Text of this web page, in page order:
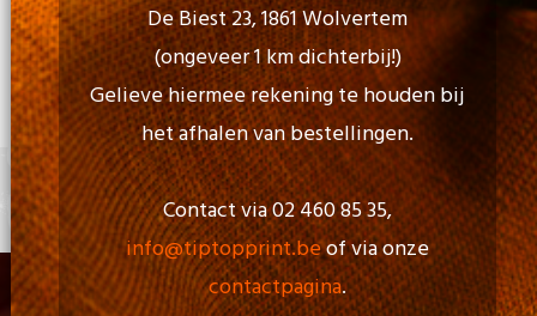
Openingstijd:
Maa - Vri: 09.00 uur to 17.00 uur
+
0 items
De Biest 23, 1861 Wolvertem
(ongeveer 1 km dichterbij!)
Gelieve hiermee rekening te houden bij
het afhalen van bestellingen.
Contact via 02 460 85 35,
info@tiptopprint.beof via onze
contactpagina.